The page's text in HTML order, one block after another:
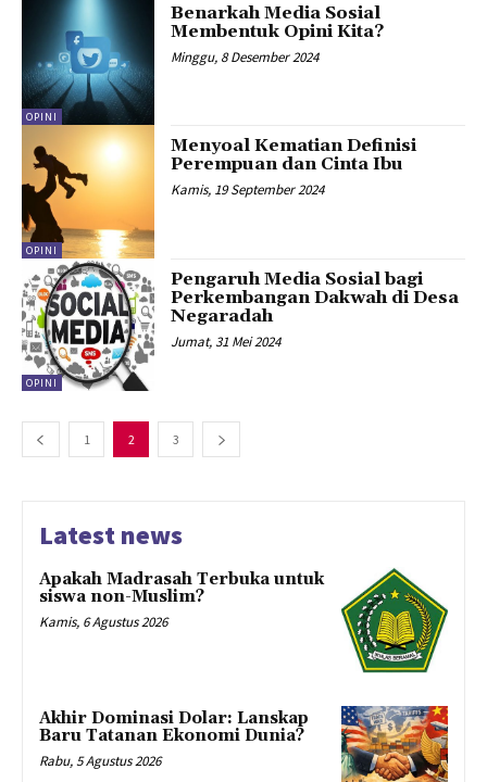
OPINI
Benarkah Media Sosial
Membentuk Opini Kita?
Minggu, 8 Desember 2024
OPINI
Menyoal Kematian Definisi
Perempuan dan Cinta Ibu
Kamis, 19 September 2024
OPINI
Pengaruh Media Sosial bagi
Perkembangan Dakwah di Desa
Negaradah
Jumat, 31 Mei 2024
1 2 3
Latest news
Apakah Madrasah Terbuka untuk
siswa non-Muslim?
Kamis, 6 Agustus 2026
Akhir Dominasi Dolar: Lanskap
Baru Tatanan Ekonomi Dunia?
Rabu, 5 Agustus 2026